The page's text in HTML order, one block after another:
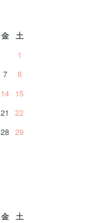
金
土
1
7
8
14 15
21
22
28 29
金
土